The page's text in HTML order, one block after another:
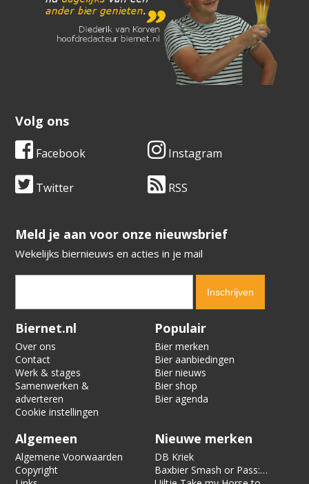
Volg ons
Facebook Instagram
Twitter RSS
​​​​​​​Meld je aan voor onze nieuwsbrief
Wekelijks biernieuws en acties in je mail
Verification code:
Biernet.nl
Over ons
Contact
Werk & stages
Samenwerken &
adverteren
Cookie instellingen
Populair
Bier merken
Bier aanbiedingen
Bier nieuws
Bier shop
Bier agenda
Algemeen
Algemene Voorwaarden
Copyright
Nieuwe merken
DB Kriek
Baxbier Smash or Pass: